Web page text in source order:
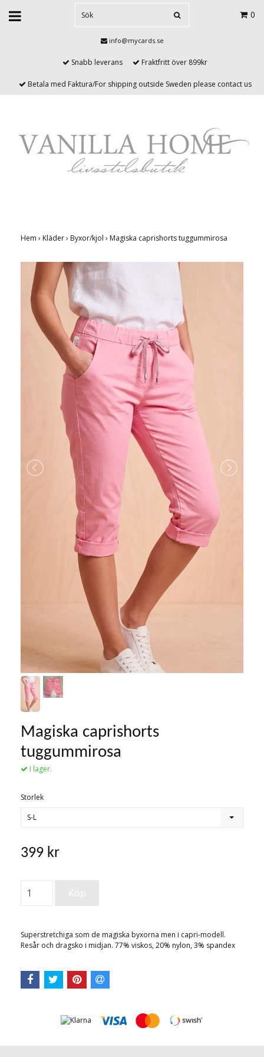
0
info@mycards.se
Snabb leverans Fraktfritt över 899kr
Betala med Faktura/For shipping outside Sweden please contact us
Hem › Kläder› Byxor/kjol › Magiska caprishorts tuggummirosa
Magiska caprishorts
tuggummirosa
I lager.
Storlek
S-L
399 kr
Superstretchiga som de magiska byxorna men i capri-modell.
Resår och dragsko i midjan. 77% viskos, 20% nylon, 3% spandex